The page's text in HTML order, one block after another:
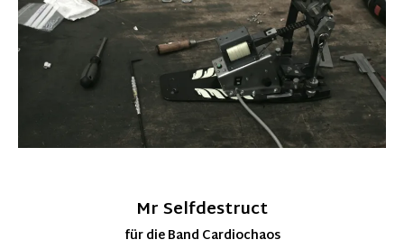
Mr Selfdestruct
für die Band Cardiochaos